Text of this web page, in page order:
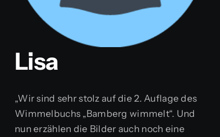
Lisa
„Wir sind sehr stolz auf die 2. Auflage des
Wimmelbuchs „Bamberg wimmelt“. Und
nun erzählen die Bilder auch noch eine